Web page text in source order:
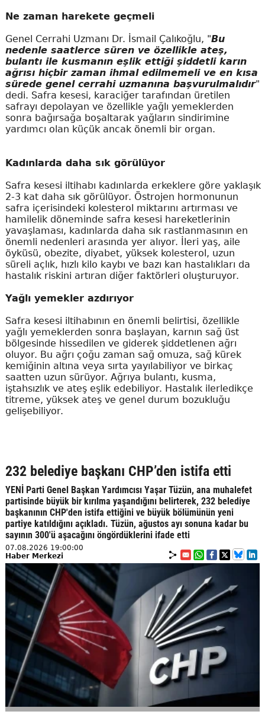
Ne zaman harekete geçmeli
Genel Cerrahi Uzmanı Dr. İsmail Çalıkoğlu, "Bu
nedenle saatlerce süren ve özellikle ateş,
bulantı ile kusmanın eşlik ettiği şiddetli karın
ağrısı hiçbir zaman ihmal edilmemeli ve en kısa
sürede genel cerrahi uzmanına başvurulmalıdır"
dedi. Safra kesesi, karaciğer tarafından üretilen
safrayı depolayan ve özellikle yağlı yemeklerden
sonra bağırsağa boşaltarak yağların sindirimine
yardımcı olan küçük ancak önemli bir organ.
Kadınlarda daha sık görülüyor
Safra kesesi iltihabı kadınlarda erkeklere göre yaklaşık
2-3 kat daha sık görülüyor. Östrojen hormonunun
safra içerisindeki kolesterol miktarını artırması ve
hamilelik döneminde safra kesesi hareketlerinin
yavaşlaması, kadınlarda daha sık rastlanmasının en
önemli nedenleri arasında yer alıyor. İleri yaş, aile
öyküsü, obezite, diyabet, yüksek kolesterol, uzun
süreli açlık, hızlı kilo kaybı ve bazı kan hastalıkları da
hastalık riskini artıran diğer faktörleri oluşturuyor.
Yağlı yemekler azdırıyor
Safra kesesi iltihabının en önemli belirtisi, özellikle
yağlı yemeklerden sonra başlayan, karnın sağ üst
bölgesinde hissedilen ve giderek şiddetlenen ağrı
oluyor. Bu ağrı çoğu zaman sağ omuza, sağ kürek
kemiğinin altına veya sırta yayılabiliyor ve birkaç
saatten uzun sürüyor. Ağrıya bulantı, kusma,
iştahsızlık ve ateş eşlik edebiliyor. Hastalık ilerledikçe
titreme, yüksek ateş ve genel durum bozukluğu
gelişebiliyor.
232 belediye başkanı CHP’den istifa etti
YENİ Parti Genel Başkan Yardımcısı Yaşar Tüzün, ana muhalefet
partisinde büyük bir kırılma yaşandığını belirterek, 232 belediye
başkanının CHP'den istifa ettiğini ve büyük bölümünün yeni
partiye katıldığını açıkladı. Tüzün, ağustos ayı sonuna kadar bu
sayının 300'ü aşacağını öngördüklerini ifade etti
07.08.2026 19:00:00
Haber Merkezi